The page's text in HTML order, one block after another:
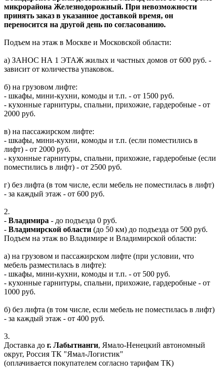
микрорайона Железнодорожный. При невозможности
принять заказ в указанное доставкой время, он
переносится на другой день по согласованию.
Подъем на этаж в Москве и Московской области:
а) ЗАНОС НА 1 ЭТАЖ жилых и частных домов от 600 руб. -
зависит от количества упаковок.
б) на грузовом лифте:
- шкафы, мини-кухни, комоды и т.п. - от 1500 руб.
- кухонные гарнитуры, спальни, прихожие, гардеробные - от
2000 руб.
в) на пассажирском лифте:
- шкафы, мини-кухни, комоды и т.п. (если поместились в
лифт) - от 2000 руб.
- кухонные гарнитуры, спальни, прихожие, гардеробные (если
поместились в лифт) - от 2500 руб.
г) без лифта (в том числе, если мебель не поместилась в лифт)
- за каждый этаж - от 600 руб.
2.
- Владимира - до подъезда 0 руб.
- Владимирской области (до 50 км) до подъезда от 500 руб.
Подъем на этаж во Владимире и Владимирской области:
а) на грузовом и пассажирском лифте (при условии, что
мебель разместилась в лифте):
- шкафы, мини-кухни, комоды и т.п. - от 500 руб.
- кухонные гарнитуры, спальни, прихожие, гардеробные - от
1000 руб.
б) без лифта (в том числе, если мебель не поместилась в лифт)
- за каждый этаж - от 400 руб.
3.
Доставка до г. Лабытнанги, Ямало-Ненецкий автономный
округ, Россия ТК "Ямал-Логистик"
(оплачивается покупателем согласно тарифам ТК)